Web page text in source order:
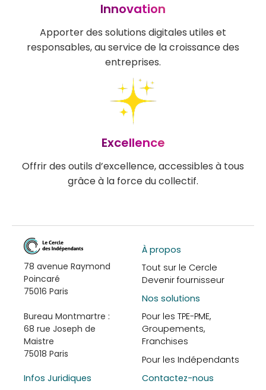
Innovation
Apporter des solutions digitales utiles et
responsables, au service de la croissance des
entreprises.
Excellence
Offrir des outils d’excellence, accessibles à tous
grâce à la force du collectif.
78 avenue Raymond
Poincaré
75016 Paris
Bureau Montmartre :
68 rue Joseph de
Maistre
75018 Paris
À propos
Tout sur le Cercle
Devenir fournisseur
Nos solutions
Pour les TPE-PME,
Groupements,
Franchises
Pour les Indépendants
Infos Juridiques
Contactez-nous